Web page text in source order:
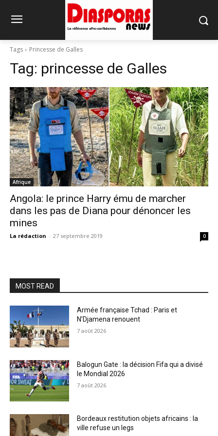
Tags Princesse de Galles
Tag: princesse de Galles
Afrique
Angola: le prince Harry ému de marcher
dans les pas de Diana pour dénoncer les
mines
La rédaction - 27 septembre 2019 0
MOST READ
Armée française Tchad : Paris et
N’Djamena renouent
7 août 2026
Balogun Gate : la décision Fifa qui a divisé
le Mondial 2026
7 août 2026
Bordeaux restitution objets africains : la
ville refuse un legs